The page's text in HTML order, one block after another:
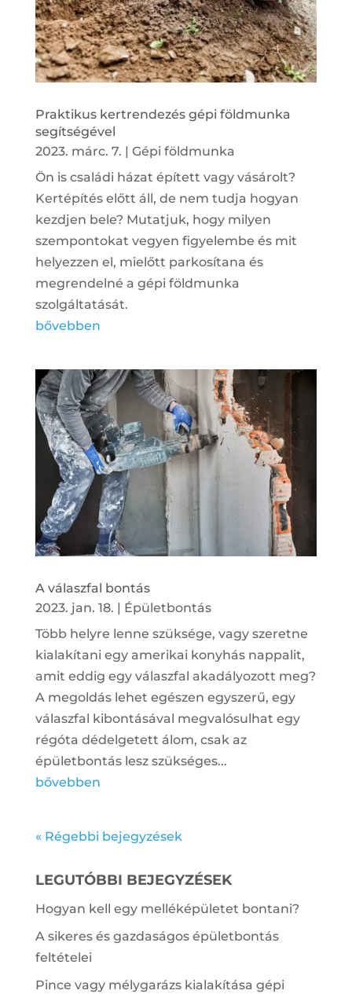
Praktikus kertrendezés gépi földmunka
segítségével
2023. márc. 7. | Gépi földmunka
Ön is családi házat épített vagy vásárolt?
Kertépítés előtt áll, de nem tudja hogyan
kezdjen bele? Mutatjuk, hogy milyen
szempontokat vegyen figyelembe és mit
helyezzen el, mielőtt parkosítana és
megrendelné a gépi földmunka
szolgáltatását.
bővebben
A válaszfal bontás
2023. jan. 18.
Épületbontás
Több helyre lenne szüksége, vagy szeretne
kialakítani egy amerikai konyhás nappalit,
amit eddig egy válaszfal akadályozott meg?
A megoldás lehet egészen egyszerű, egy
válaszfal kibontásával megvalósulhat egy
régóta dédelgetett álom, csak az
épületbontás lesz szükséges...
bővebben
« Régebbi bejegyzések
LEGUTÓBBI BEJEGYZÉSEK
Hogyan kell egy melléképületet bontani?
A sikeres és gazdaságos épületbontás
feltételei
Pince vagy mélygarázs kialakítása gépi